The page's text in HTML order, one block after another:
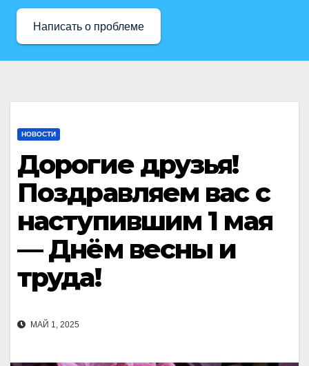
Написать о проблеме
НОВОСТИ
Дорогие друзья!
Поздравляем вас с
наступившим 1 мая
— Днём весны и
труда!
МАЙ 1, 2025